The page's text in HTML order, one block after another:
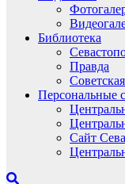
Библиотека
Правда
Персональные
Сайт